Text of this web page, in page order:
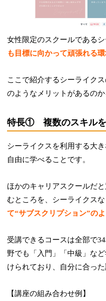
女性限定のスクールであるシ
も目標に向かって頑張れる
ここで紹介するシーライク
のようなメリットがあるの
特長① 複数のスキルを
シーライクスを利用する大
自由に学べることです。
ほかのキャリアスクールだ
むところを、シーライクス
て“サブスクリプション”の
受講できるコースは全部で
野でも「入門」「中級」な
けられており、自分に合っ
【講座の組み合わせ例】